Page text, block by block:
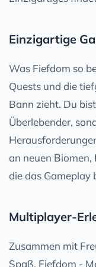
Einzigartige
Was Fiefdom so
Quests und die
Bann zieht. Du
Überlebender,
an neuen Biomen,
die das Gameplay
Multiplayer-
Zusammen mit
Spaß. Fiefdom -